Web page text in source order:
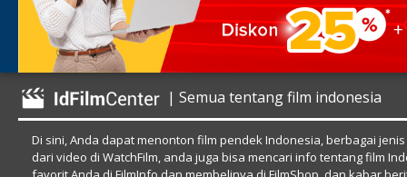
| Semua tentang film indonesia
Di sini, Anda dapat menonton film pendek Indonesia, berbagai
dari video di WatchFilm, anda juga bisa mencari info tentang film